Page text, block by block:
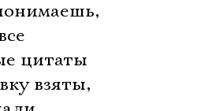
цитаты
взяты,